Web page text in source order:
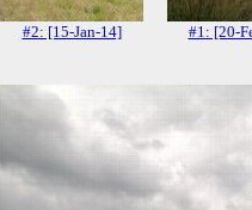
#2: [15-Jan-14] #1: [20-